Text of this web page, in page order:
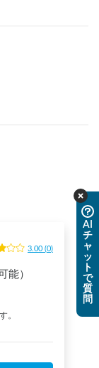
3.00 (0)
能）
。
AI
チ
ャ
ッ
ト
で
質
問